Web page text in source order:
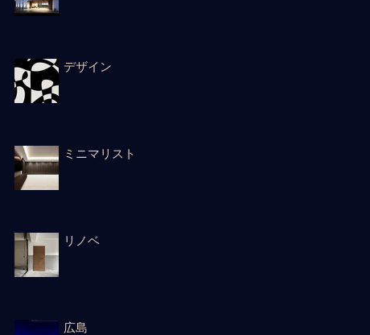
デザイン
ミニマリスト
リノベ
広島